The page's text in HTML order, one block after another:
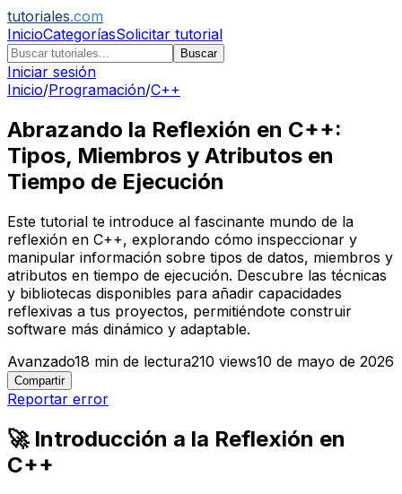
tutoriales.com
InicioCategoríasSolicitar tutorial
Buscar
Iniciar sesión
Inicio/Programación/C++
Abrazando la Reflexión en C++:
Tipos, Miembros y Atributos en
Tiempo de Ejecución
Este tutorial te introduce al fascinante mundo de la
reflexión en C++, explorando cómo inspeccionar y
manipular información sobre tipos de datos, miembros y
atributos en tiempo de ejecución. Descubre las técnicas
y bibliotecas disponibles para añadir capacidades
reflexivas a tus proyectos, permitiéndote construir
software más dinámico y adaptable.
Avanzado18 min de lectura210 views10 de mayo de 2026
Compartir
Reportar error
🚀 Introducción a la Reflexión en
C++